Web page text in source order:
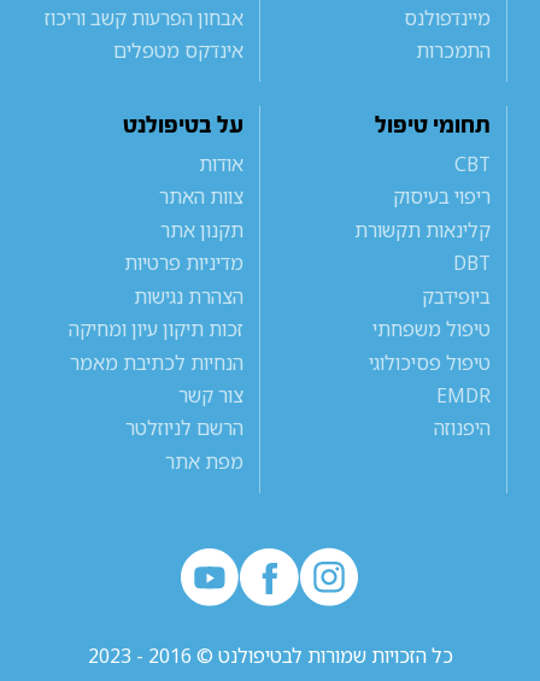
מיינדפולנס
התמכרות
אבחון הפרעות קשב וריכוז
אינדקס מטפלים
תחומי טיפול
CBT
ריפוי בעיסוק
קלינאות תקשורת
DBT
ביופידבק
טיפול משפחתי
טיפול פסיכולוגי
EMDR
היפנוזה
על בטיפולנט
אודות
צוות האתר
תקנון אתר
מדיניות פרטיות
הצהרת נגישות
זכות תיקון עיון ומחיקה
הנחיות לכתיבת מאמר
צור קשר
הרשם לניוזלטר
מפת אתר
כל הזכויות שמורות לבטיפולנט © 2016 - 2023